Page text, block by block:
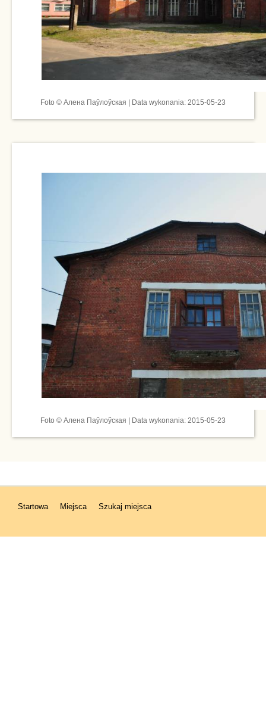
Foto © Алена Паўлоўская | Data wykonania: 2015-05-23
Foto © Алена Паўлоўская | Data wykonania: 2015-05-23
Startowa Miejsca Szukaj miejsca